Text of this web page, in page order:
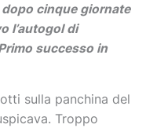
cinque giornate
l’autogol di
successo in
sulla panchina del
Troppo